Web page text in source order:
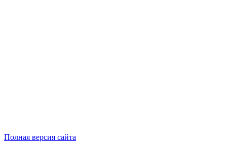
Полная версия сайта